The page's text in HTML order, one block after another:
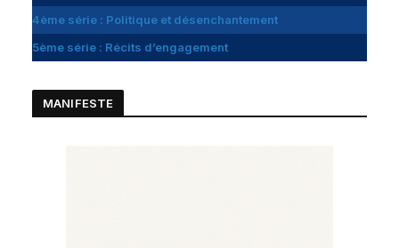
4ème série : Politique et désenchantement
5ème série : Récits d’engagement
MANIFESTE